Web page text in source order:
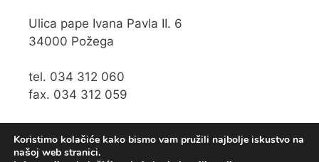
Ulica pape Ivana Pavla II. 6
34000 Požega
tel. 034 312 060
fax. 034 312 059
Koristimo kolačiće kako bismo vam pružili najbolje iskustvo na
našoj web stranici.